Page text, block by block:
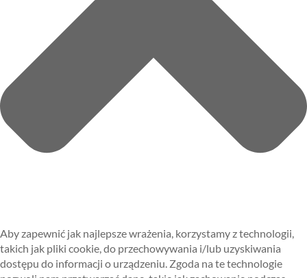
Aby zapewnić jak najlepsze wrażenia, korzystamy z technologii,
takich jak pliki cookie, do przechowywania i/lub uzyskiwania
dostępu do informacji o urządzeniu. Zgoda na te technologie